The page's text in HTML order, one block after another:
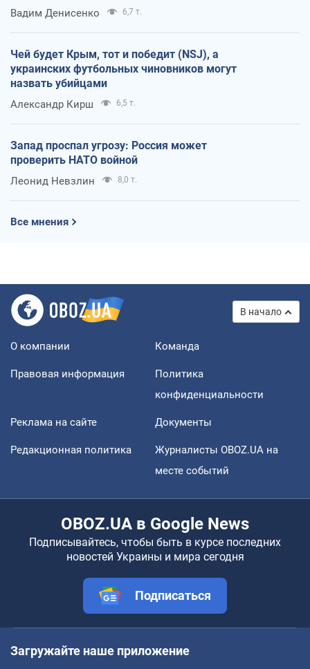
Вадим Денисенко 6,7 т.
Чей будет Крым, тот и победит (NSJ), а
украинских футбольных чиновников могут
назвать убийцами
Александр Кирш 6,5 т.
Запад проспал угрозу: Россия может
проверить НАТО войной
Леонид Невзлин 8,0 т.
Все мнения
В начало
О компании Команда
Правовая информация
Политика
конфиденциальности
Реклама на сайте Документы
Редакционная политика
Журналисты OBOZ.UA на
месте событий
OBOZ.UA в Google News
Подписывайтесь, чтобы быть в курсе последних
новостей Украины и мира сегодня
Подписаться
Загружайте наше приложение